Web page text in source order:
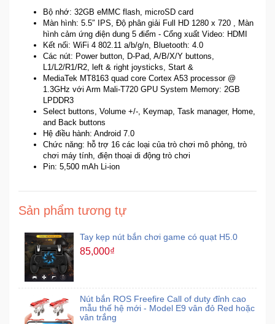
Bộ nhớ: 32GB eMMC flash, microSD card
Màn hình: 5.5″ IPS, Độ phân giải Full HD 1280 x 720 , Màn
hình cảm ứng điện dung 5 điểm - Cổng xuất Video: HDMI
Kết nối: WiFi 4 802.11 a/b/g/n, Bluetooth: 4.0
Các nút: Power button, D-Pad, A/B/X/Y buttons,
L1/L2/R1/R2, left & right joysticks, Start &
MediaTek MT8163 quad core Cortex A53 processor @
1.3GHz với Arm Mali-T720 GPU System Memory: 2GB
LPDDR3
Select buttons, Volume +/-, Keymap, Task manager, Home,
and Back buttons
Hệ điều hành: Android 7.0
Chức năng: hỗ trợ 16 các loại của trò chơi mô phỏng, trò
chơi máy tính, điện thoại di động trò chơi
Pin: 5,500 mAh Li-ion
Sản phẩm tương tự
Tay kẹp nút bắn chơi game có quạt H5.0
85,000₫
Nút bắn ROS Freefire Call of duty đỉnh cao
mẫu thế hệ mới - Model E9 vân đỏ Red hoặc
vân trắng